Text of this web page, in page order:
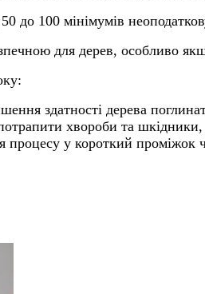
до 100 мінімумів
для дерев, особливо
здатності дерева
хвороби та шкідники,
процесу у короткий